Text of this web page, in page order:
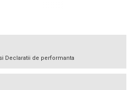
Declaratii de performanta